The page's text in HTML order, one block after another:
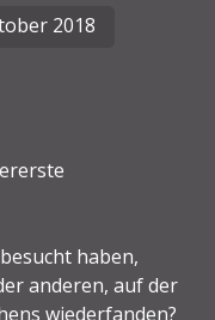
2018
haben,
anderen, auf der
wiederfanden?